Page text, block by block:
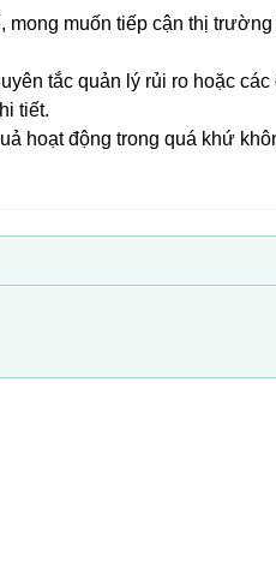
muốn tiếp cận thị trường
tắc quản lý rủi ro hoặc
tiết.
hoạt động trong quá khứ